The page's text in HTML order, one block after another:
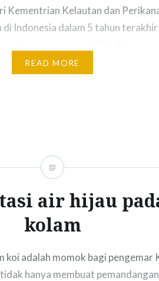
Kementrian Kelautan dan
di Indonesia dalam 5 tahun
ikan di indonesia sekarang ini yaitu
Makan Ikan (Gemar Ikan)
READ MORE
air hijau
kolam
koi adalah momok bagi pengemar
hanya membuat